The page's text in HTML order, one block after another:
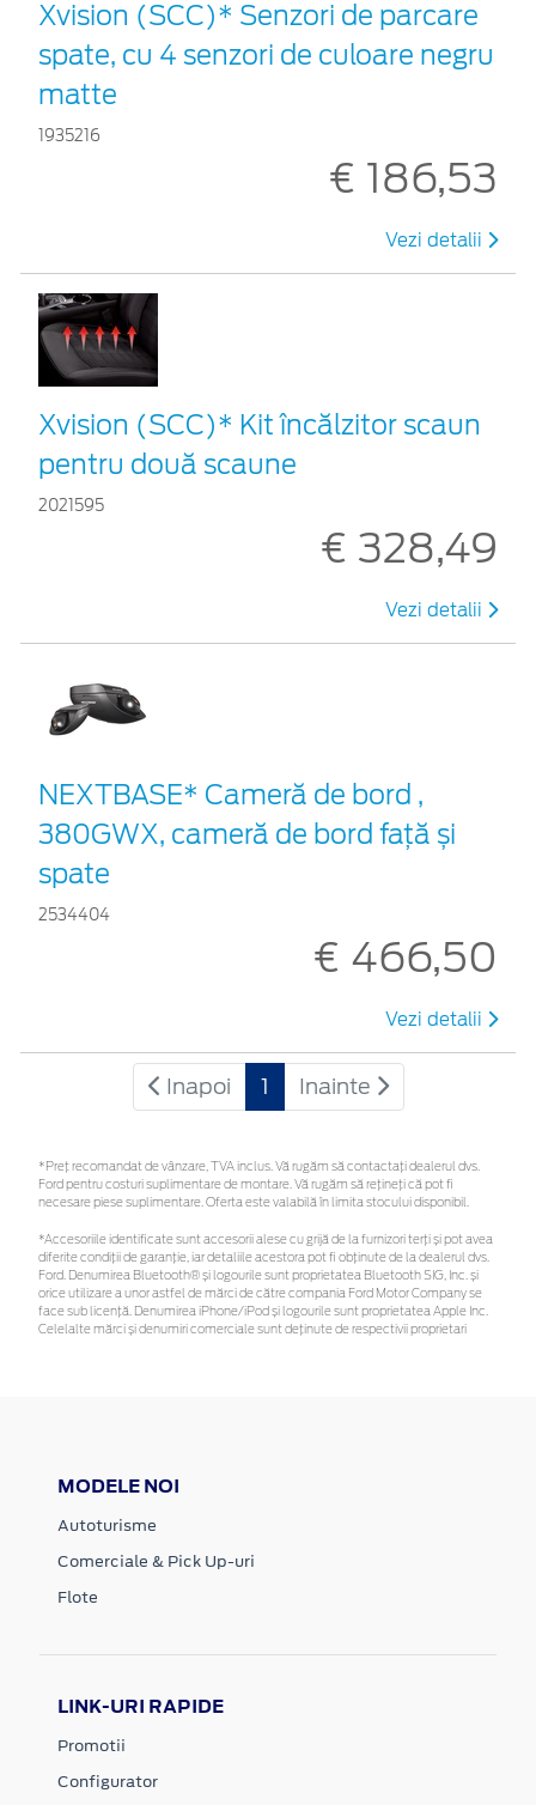
Xvision (SCC)* Senzori de parcare
spate, cu 4 senzori de culoare negru
matte
1935216
€ 186,53
Vezi detalii
Xvision (SCC)* Kit încălzitor scaun
pentru două scaune
2021595
€ 328,49
Vezi detalii
NEXTBASE* Cameră de bord ,
380GWX, cameră de bord față și
spate
2534404
€ 466,50
Vezi detalii
Inapoi 1 Inainte
*Preţ recomandat de vânzare, TVA inclus. Vă rugăm să contactaţi dealerul dvs.
Ford pentru costuri suplimentare de montare. Vă rugăm să rețineți că pot fi
necesare piese suplimentare. Oferta este valabilă în limita stocului disponibil.
*Accesoriile identificate sunt accesorii alese cu grijă de la furnizori terți și pot avea
diferite condiții de garanție, iar detaliile acestora pot fi obținute de la dealerul dvs.
Ford. Denumirea Bluetooth® și logourile sunt proprietatea Bluetooth SIG, Inc. și
orice utilizare a unor astfel de mărci de către compania Ford Motor Company se
face sub licență. Denumirea iPhone/iPod și logourile sunt proprietatea Apple Inc.
Celelalte mărci și denumiri comerciale sunt deținute de respectivii proprietari
MODELE NOI
Autoturisme
Comerciale & Pick Up-uri
Flote
LINK-URI RAPIDE
Promotii
Configurator